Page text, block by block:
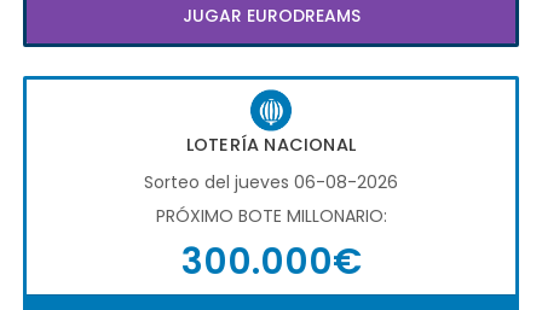
JUGAR EURODREAMS
LOTERÍA NACIONAL
Sorteo del jueves 06-08-2026
PRÓXIMO BOTE MILLONARIO:
300.000€